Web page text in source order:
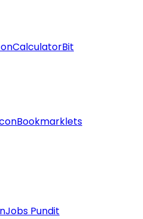
CalculatorBit
Bookmarklets
Jobs Pundit